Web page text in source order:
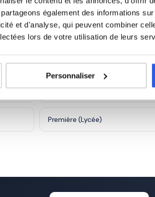
également des informations
et d'analyse, qui peuvent combiner
lors de votre utilisation de leurs
Personnaliser
600 profs
4ème (Collège)
Première (Lycée)